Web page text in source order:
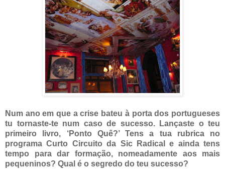
Num ano em que a crise bateu à porta dos portugueses
tu tornaste-te num caso de sucesso. Lançaste o teu
primeiro livro, ‘Ponto Quê?’ Tens a tua rubrica no
programa Curto Circuito da Sic Radical e ainda tens
tempo para dar formação, nomeadamente aos mais
pequeninos? Qual é o segredo do teu sucesso?